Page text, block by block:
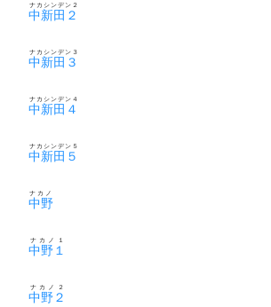
中新田２
ナカシンデン２
中新田３
ナカシンデン３
中新田４
ナカシンデン４
中新田５
ナカシンデン５
中野
ナカノ
中野１
ナカノ１
中野２
ナカノ２